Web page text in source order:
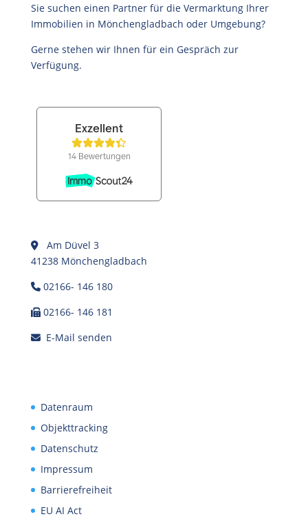
Sie suchen einen Partner für die Vermarktung Ihrer
Immobilien in Mönchengladbach oder Umgebung?
Gerne stehen wir Ihnen für ein Gespräch zur
Verfügung.
Am Düvel 3
41238 Mönchengladbach
02166- 146 180
02166- 146 181
E-Mail senden
Datenraum
Objekttracking
Datenschutz
Impressum
Barrierefreiheit
EU AI Act